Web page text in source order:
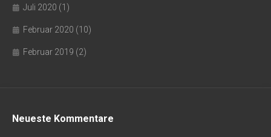
Juli 2020 (1)
Februar 2020 (10)
Februar 2019 (2)
Neueste Kommentare